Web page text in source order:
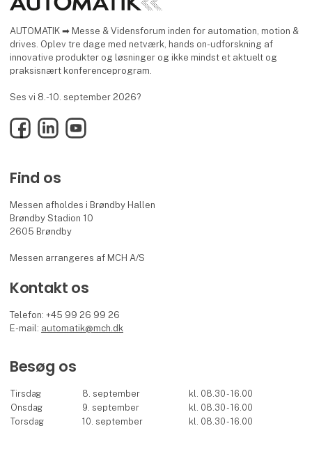
AUTOMATIK ➡ Messe & Vidensforum inden for automation, motion &
drives. Oplev tre dage med netværk, hands on-udforskning af
innovative produkter og løsninger og ikke mindst et aktuelt og
praksisnært konferenceprogram.
Ses vi 8.-10. september 2026?
FacebookLinkedInYouTube
Find os
Messen afholdes i Brøndby Hallen
Brøndby Stadion 10
2605 Brøndby
Messen arrangeres af MCH A/S
Kontakt os
Telefon: +45 99 26 99 26
E-mail: automatik@mch.dk
Besøg os
Tirsdag 8. september
kl. 08.30 - 16.00
Onsdag
9. september
kl. 08.30 - 16.00
Torsdag
10. september kl. 08.30 - 16.00